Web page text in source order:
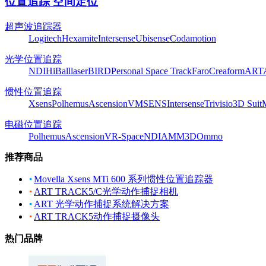
超声波追踪器
LogitechHexamiteIntersenseUbisenseCodamotion
光学位置追踪
NDIHiBalllaserBIRDPersonal Space TrackFaroCreaformART
惯性位置追踪
XsensPolhemusAscensionVMSENSIntersenseTrivisio3D Suit
电磁位置追踪
PolhemusAscensionVR-SpaceNDIAMM3DOmmo
推荐商品
Movella Xsens MTi 600 系列惯性位置追踪器
ART TRACK5/C光学动作捕捉相机
ART 光学动作捕捉系统解决方案
ART TRACK5动作捕捉摄像头
热门品牌